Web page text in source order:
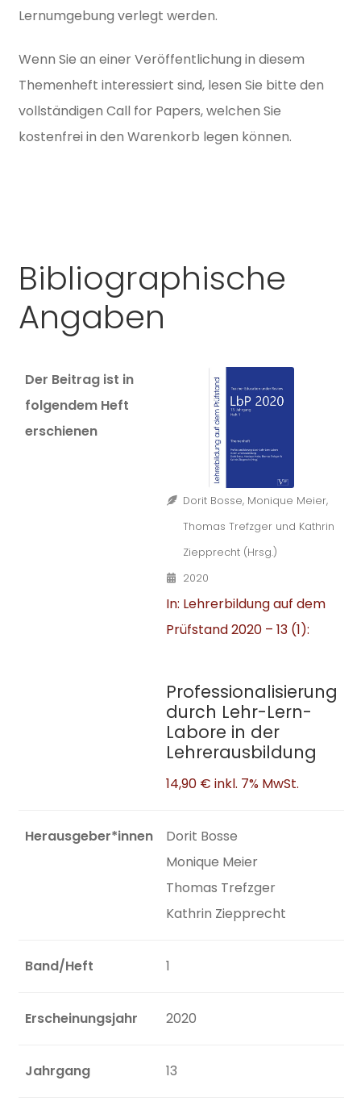
Lernumgebung verlegt werden.
Wenn Sie an einerVeröffentlichung in diesem
Themenheft interessiert sind, lesen Sie bitte den
vollständigen Call forPapers, welchen Sie
kostenfrei in den Warenkorb legen können.
Bibliographische
Angaben
Der Beitrag ist in
folgendem Heft
erschienen
Dorit Bosse, Monique Meier,
Thomas Trefzger und Kathrin
Ziepprecht (Hrsg.)
2020
In: Lehrerbildung auf dem
Prüfstand 2020 – 13 (1):
Professionalisierung
durch Lehr-Lern-
Labore in der
Lehrerausbildung
14,90 € inkl. 7% MwSt.
Herausgeber*innen
Dorit Bosse
Monique Meier
Thomas Trefzger
Kathrin Ziepprecht
Band/Heft 1
Erscheinungsjahr 2020
Jahrgang 13